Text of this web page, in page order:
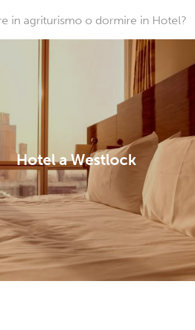
in agriturismo o dormire in Hotel?
Hotel a Westlock